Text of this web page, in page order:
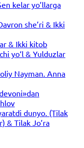
kelar yo’llarga
she’ri & Ikki
& Ikki kitob
yo‘l & Yulduzlar
Nayman. Anna
dunyo. (Tilak
& Tilak Jo’ra